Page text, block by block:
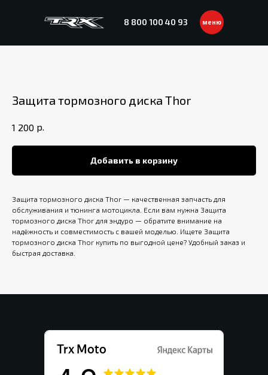
8 800 100 40 93 меню
Защита тормозного диска Thor
1 200 р.
Добавить в корзину
Защита тормозного диска Thor — качественная запчасть для
обслуживания и тюнинга мотоцикла. Если вам нужна Защита
тормозного диска Thor для эндуро — обратите внимание на
надёжность и совместимость с вашей моделью. Ищете Защита
тормозного диска Thor купить по выгодной цене? Удобный заказ и
быстрая доставка.